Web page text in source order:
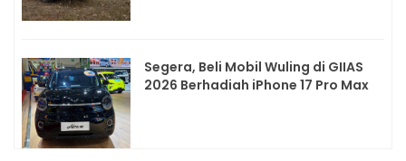
Segera, Beli Mobil Wuling di GIIAS
2026 Berhadiah iPhone 17 Pro Max